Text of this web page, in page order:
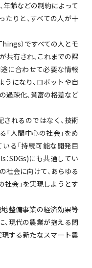
年齢などの制約によって
りと、すべての人が十
）ですべての人とモ
共有され、これまでの課
に合わせて必要な情報
になり、ロボットや自
過疎化、貧富の格差など
されるのではなく、技術
人間中心の社会」をめ
る「持続可能な開発目
SDGs)にも共通してい
社会に向けて、あらゆる
社会」を実現しようとす
整備事業の経済効果等
現代の農業が抱える問
現する新たなスマート農